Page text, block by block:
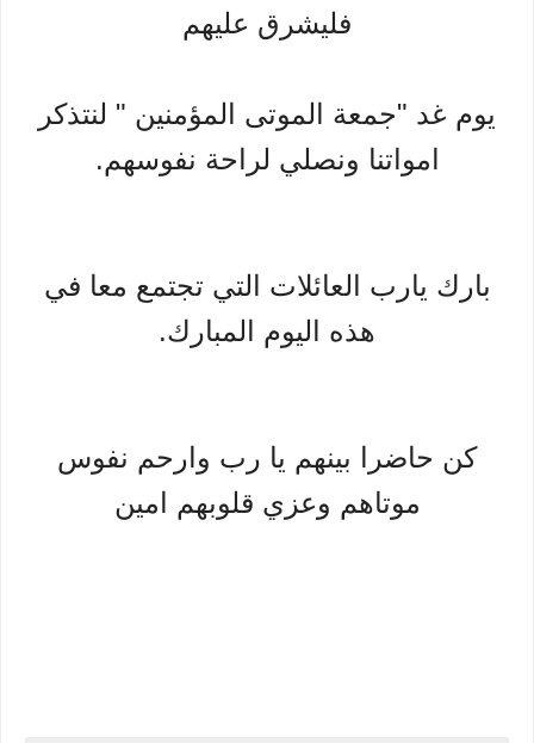
فليشرق عليهم
يوم غد "جمعة الموتى المؤمنين " لنتذكر
امواتنا ونصلي لراحة نفوسهم.
بارك يارب العائلات التي تجتمع معا في
هذه اليوم المبارك.
كن حاضرا بينهم يا رب وارحم نفوس
موتاهم وعزي قلوبهم امين